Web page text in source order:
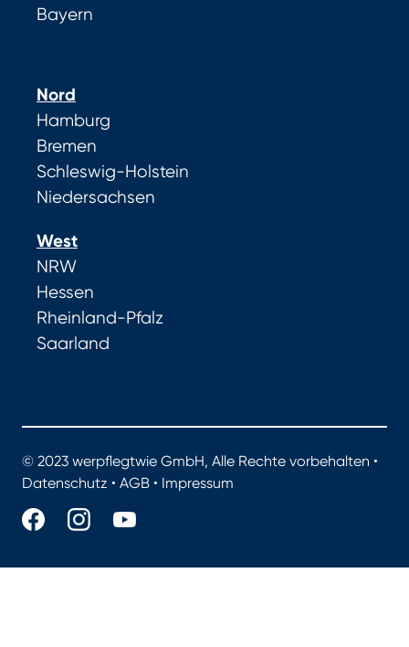
Bayern
Nord
Hamburg
Bremen
Schleswig-Holstein
Niedersachsen
West
NRW
Hessen
Rheinland-Pfalz
Saarland
© 2023 werpflegtwie GmbH, Alle Rechte vorbehalten •
Datenschutz • AGB • Impressum